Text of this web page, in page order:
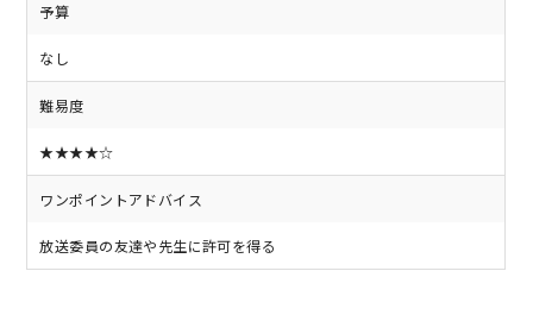
予算
なし
難易度
★★★★☆
ワンポイントアドバイス
放送委員の友達や先生に許可を得る